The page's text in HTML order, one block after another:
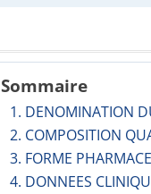
Sommaire
1. DENOMINATION
2. COMPOSITION
3. FORME
4. DONNEES